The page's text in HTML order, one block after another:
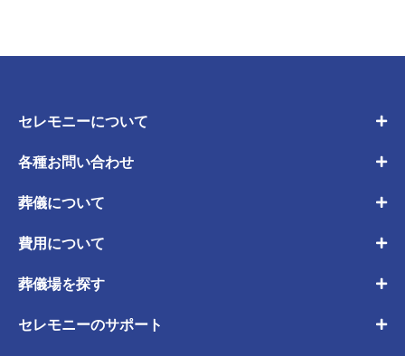
セレモニーについて
各種お問い合わせ
葬儀について
費用について
葬儀場を探す
セレモニーのサポート